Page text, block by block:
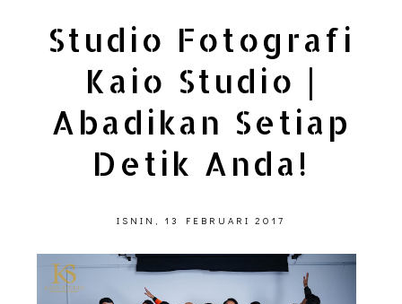
Studio Fotografi
Kaio Studio |
Abadikan Setiap
Detik Anda!
ISNIN, 13 FEBRUARI 2017